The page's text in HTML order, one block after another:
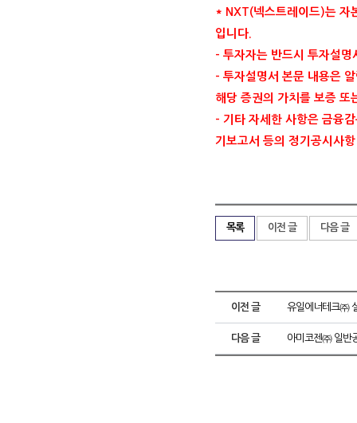
* NXT(넥스트레이드)는 자
입니다
- 투자자는 반드시 투자설명
- 투자설명서 본문 내용은
해당 증권의 가치를 보증 또
- 기타 자세한 사항은 금융
기보고서 등의 정기공시사
목록 이전 글 다음 글
이전 글 유일에너테크㈜
다음 글 아미코젠㈜ 일반